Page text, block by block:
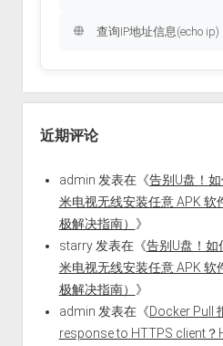
查询IP地址信息(echo ip)
近期评论
admin 发表在《告别U盘！
米电视无线安装任意 APK 软
极解决指南） 》
starry发表在《告别U盘！如
米电视无线安装任意 APK 软
极解决指南） 》
admin 发表在《Docker Pull
response to HTTPS client？